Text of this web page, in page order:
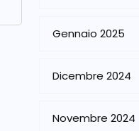
Gennaio 2025
Dicembre 2024
Novembre 2024